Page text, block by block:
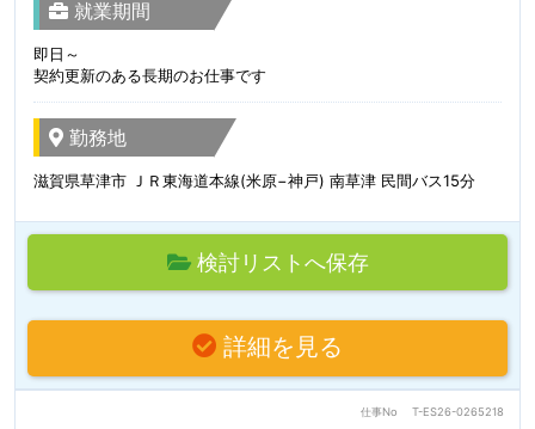
就業期間
即日～
契約更新のある長期のお仕事です
勤務地
滋賀県草津市 ＪＲ東海道本線(米原−神戸) 南草津 民間バス15分
検討リストへ保存
詳細を見る
仕事No T-ES26-0265218